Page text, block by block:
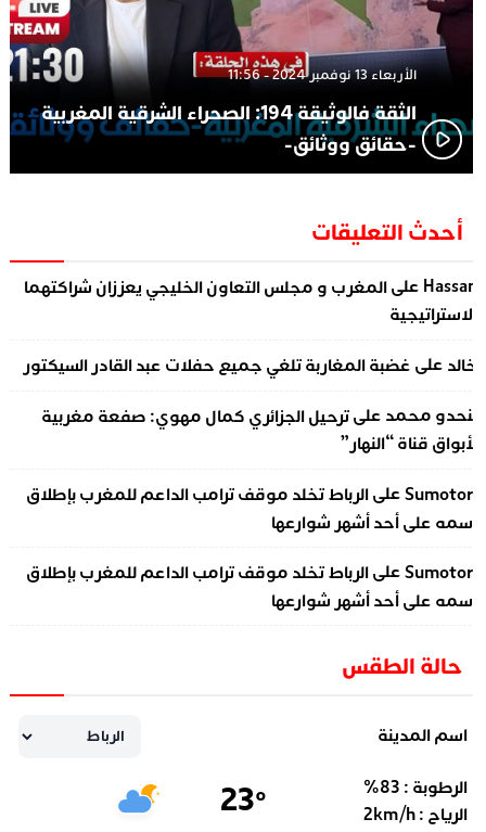
الأربعاء 13 نوفمبر 2024 - 11:56
الثقة فالوثيقة 194: الصحراء الشرقية المغربية
-حقائق ووثائق-
أحدث التعليقات
علىالمغرب و مجلس التعاون الخليجي يعززان شراكتهما
علىغضبة المغاربة تلغي جميع حفلات عبد القادر السيكتور
محمدعلىترحيل الجزائري كمال مهوي: صفعة مغربية
قناة “النهار”
علىالرباط تخلد موقف ترامب الداعم للمغرب بإطلاق
على أحد أشهر شوارعها
علىالرباط تخلد موقف ترامب الداعم للمغرب بإطلاق
على أحد أشهر شوارعها
حالة الطقس
اسم المدينة
الرطوبة : 83
%
الرياح :
2km/h
23